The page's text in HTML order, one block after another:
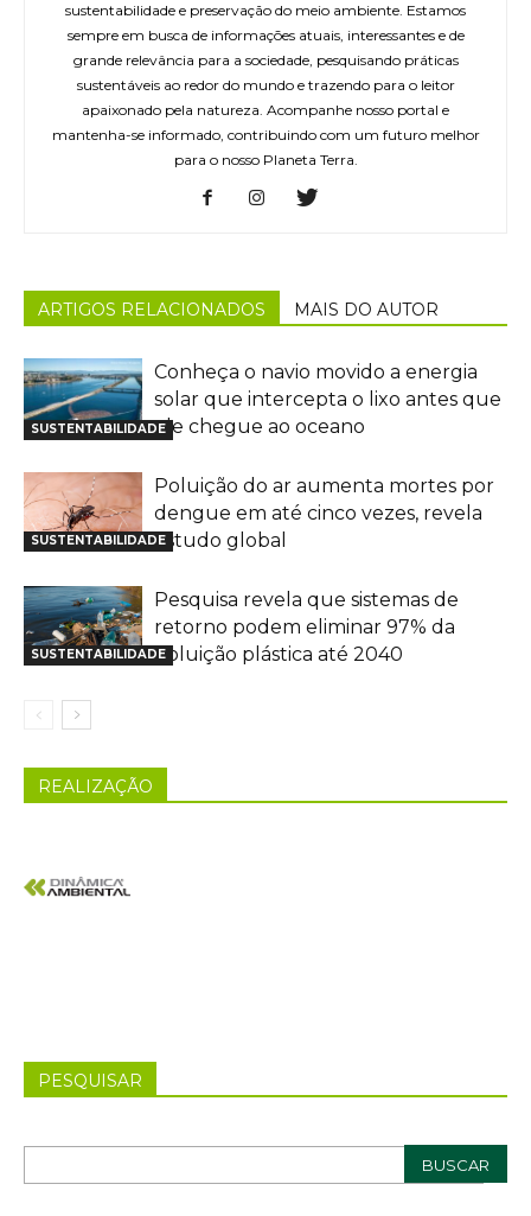
sustentabilidade e preservação do meio ambiente. Estamos
sempre em busca de informações atuais, interessantes e de
grande relevância para a sociedade, pesquisando práticas
sustentáveis ao redor do mundo e trazendo para o leitor
apaixonado pela natureza. Acompanhe nosso portal e
mantenha-se informado, contribuindo com um futuro melhor
para o nosso Planeta Terra.
ARTIGOS RELACIONADOS MAIS DO AUTOR
SUSTENTABILIDADE
Conheça o navio movido a energia
solar que intercepta o lixo antes que
ele chegue ao oceano
SUSTENTABILIDADE
Poluição do ar aumenta mortes por
dengue em até cinco vezes, revela
estudo global
SUSTENTABILIDADE
Pesquisa revela que sistemas de
retorno podem eliminar 97% da
poluição plástica até 2040
REALIZAÇÃO
PESQUISAR